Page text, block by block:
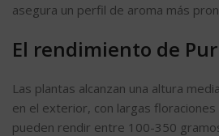
asegura un perfil de aroma más
El rendimiento de
Las plantas alcanzan una altura
en el exterior, con largas
pueden rendir entre 100-350